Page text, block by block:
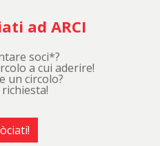
ad ARCI
soci*?
a cui aderire!
un circolo?